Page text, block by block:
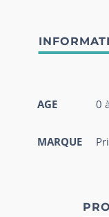
AGE 0
MARQUE